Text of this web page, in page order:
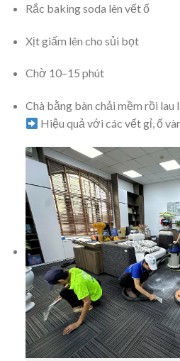
Rắc baking soda lên vết ố
Xịt giấm lên cho sủi bọt
Chờ 10–15 phút
Chà bằng bàn chải mềm rồi
Hiệu quả với các vết gỉ, ố